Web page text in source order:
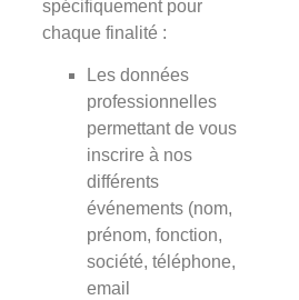
spécifiquement pour
chaque finalité :
Les données
professionnelles
permettant de vous
inscrire à nos
différents
événements (nom,
prénom, fonction,
société, téléphone,
email